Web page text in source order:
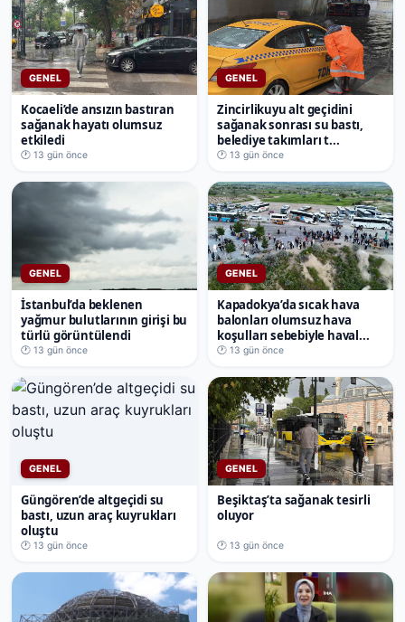
GENEL
Kocaeli’de ansızın bastıran
sağanak hayatı olumsuz
etkiledi
🕐 13 gün önce
GENEL
Zincirlikuyu alt geçidini
sağanak sonrası su bastı,
belediye takımları t...
🕐 13 gün önce
GENEL
İstanbul’da beklenen
yağmur bulutlarının girişi bu
türlü görüntülendi
🕐 13 gün önce
GENEL
Kapadokya’da sıcak hava
balonları olumsuz hava
koşulları sebebiyle haval...
🕐 13 gün önce
GENEL
Güngören’de altgeçidi su
bastı, uzun araç kuyrukları
oluştu
🕐 13 gün önce
GENEL
Beşiktaş’ta sağanak tesirli
oluyor
🕐 13 gün önce